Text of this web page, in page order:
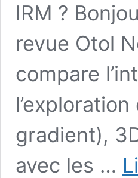
IRM ?
revue Otol
compare
gradient),
avec les …